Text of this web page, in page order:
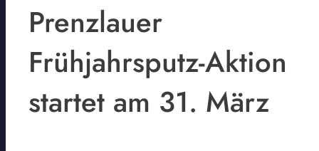
Prenzlauer
Frühjahrsputz-Aktion
startet am 31. März